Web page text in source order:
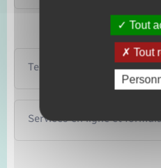
Textes de référence
Services en ligne et
Tout
Tout